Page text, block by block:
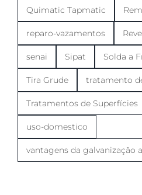
Quimatic Tapmatic
reparo-vazamentos
senai Sipat Solda a
Tira Grude tratamento
Tratamentos de Superfícies
uso-domestico
vantagens da galvanização